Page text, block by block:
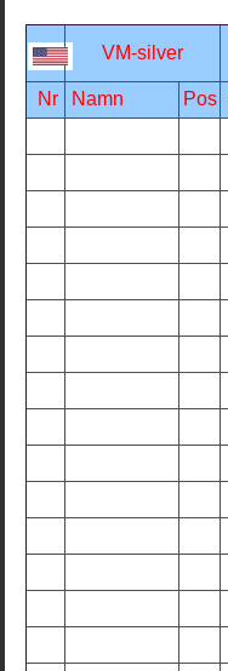
VM-silver
Nr Namn Pos